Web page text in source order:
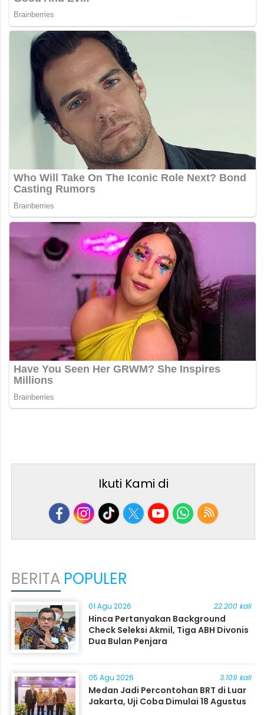
Ikuti Kami di
BERITA POPULER
01 Agu 2026 22.200 kali
Hinca Pertanyakan Background
Check Seleksi Akmil, Tiga ABH Divonis
Dua Bulan Penjara
05 Agu 2026 3.109 kali
Medan Jadi Percontohan BRT di Luar
Jakarta, Uji Coba Dimulai 18 Agustus